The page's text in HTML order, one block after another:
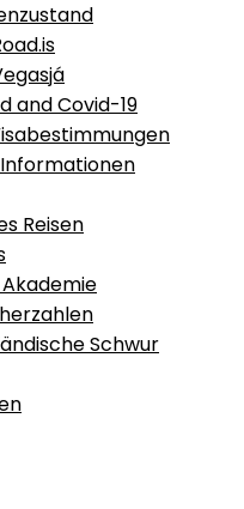
and Covid-19
Reisen
Schwur